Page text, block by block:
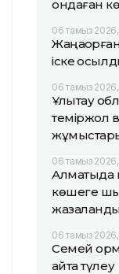
ондаған
06 тамыз
іске
06 тамыз 2026,
Ұлытау
теміржол
06 тамыз 2026,
Алматыда
көшеге
06 тамыз
Семей
қайта түлеу